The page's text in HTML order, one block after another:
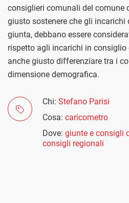
consiglieri comunali del comune
giusto sostenere che gli incarichi
giunta, debbano essere
rispetto agli incarichi in consiglio
anche giusto differenziare tra i
dimensione demografica.
Chi: Stefano Parisi
Cosa: caricometro
Dove: giunte e consigli
consigli regionali